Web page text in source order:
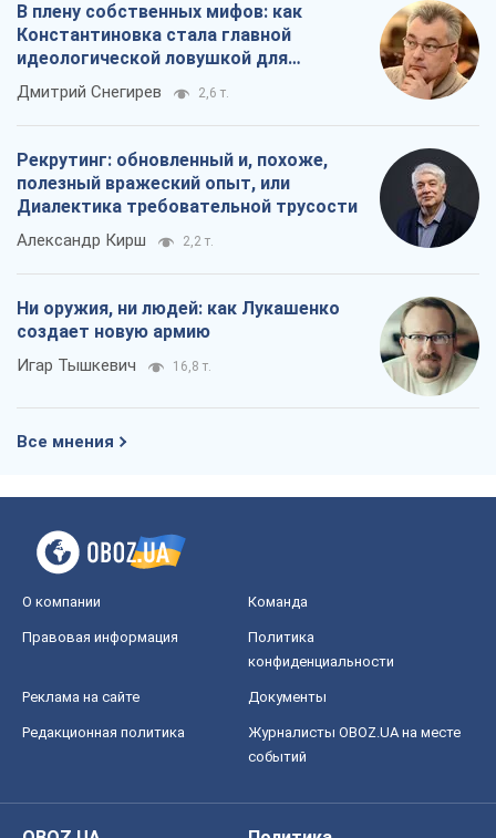
В плену собственных мифов: как
Константиновка стала главной
идеологической ловушкой для
российских оккупантов
Дмитрий Снегирев 2,6 т.
Рекрутинг: обновленный и, похоже,
полезный вражеский опыт, или
Диалектика требовательной трусости
Александр Кирш 2,2 т.
Ни оружия, ни людей: как Лукашенко
создает новую армию
Игар Тышкевич 16,8 т.
Все мнения
О компании Команда
Правовая информация
Политика
конфиденциальности
Реклама на сайте Документы
Редакционная политика
Журналисты OBOZ.UA на месте
событий